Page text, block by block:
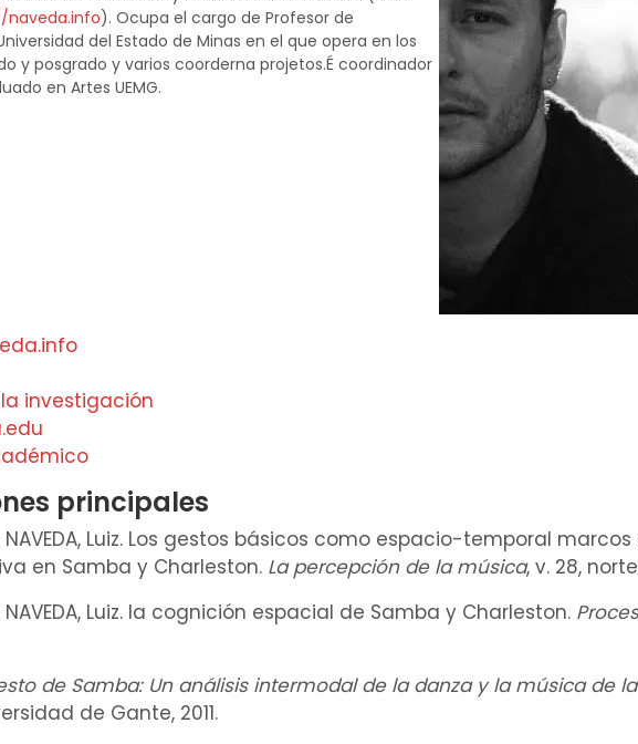
). Ocupa el cargo de Profesor de
del Estado de Minas en el que opera en los
y posgrado y varios coorderna projetos.É coordinador
en Artes UEMG.
investigación
principales
NAVEDA, Luiz. Los gestos básicos como espacio-temporal
en Samba y Charleston. La percepción de la música, v. 28,
NAVEDA, Luiz. la cognición espacial de Samba y Charleston.
de Samba: Un análisis intermodal de la danza y la música de
de Gante, 2011.